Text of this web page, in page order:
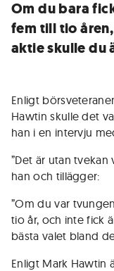
Om du bara
fem till tio
aktie skulle du
Enligt
Hawtin skulle det
han i en intervju
”Det är utan
han och tillägger:
”Om du var
tio år, och inte fick
bästa valet bland
Enligt Mark Hawtin